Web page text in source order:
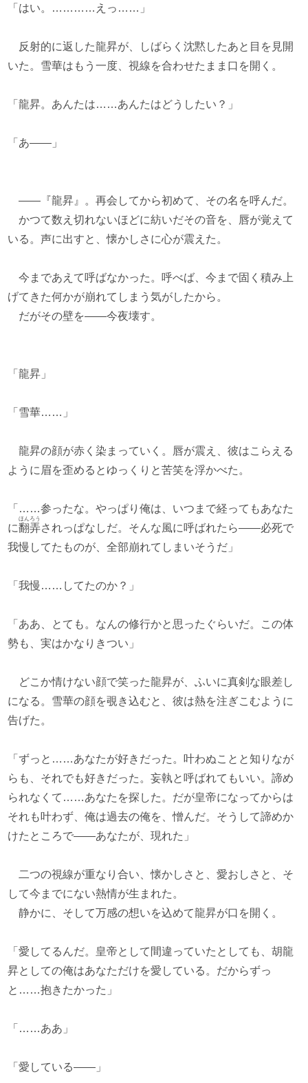
「はい。…………えっ……」
反射的に返した龍昇が、しばらく沈黙したあと目を見開
いた。雪華はもう一度、視線を合わせたまま口を開く。
「龍昇。あんたは……あんたはどうしたい？」
「あ――」
――『龍昇』。再会してから初めて、その名を呼んだ。
かつて数え切れないほどに紡いだその音を、唇が覚えて
いる。声に出すと、懐かしさに心が震えた。
今まであえて呼ばなかった。呼べば、今まで固く積み上
げてきた何かが崩れてしまう気がしたから。
だがその壁を――今夜壊す。
「龍昇」
「雪華……」
龍昇の顔が赤く染まっていく。唇が震え、彼はこらえる
ように眉を歪めるとゆっくりと苦笑を浮かべた。
「……参ったな。やっぱり俺は、いつまで経ってもあなた
に翻弄
ほんろう
されっぱなしだ。そんな風に呼ばれたら――必死で
我慢してたものが、全部崩れてしまいそうだ」
「我慢……してたのか？」
「ああ、とても。なんの修行かと思ったぐらいだ。この体
勢も、実はかなりきつい」
どこか情けない顔で笑った龍昇が、ふいに真剣な眼差し
になる。雪華の顔を覗き込むと、彼は熱を注ぎこむように
告げた。
「ずっと……あなたが好きだった。叶わぬことと知りなが
らも、それでも好きだった。妄執と呼ばれてもいい。諦め
られなくて……あなたを探した。だが皇帝になってからは
それも叶わず、俺は過去の俺を、憎んだ。そうして諦めか
けたところで――あなたが、現れた」
二つの視線が重なり合い、懐かしさと、愛おしさと、そ
して今までにない熱情が生まれた。
静かに、そして万感の想いを込めて龍昇が口を開く。
「愛してるんだ。皇帝として間違っていたとしても、胡龍
昇としての俺はあなただけを愛している。だからずっ
と……抱きたかった」
「……ああ」
「愛している――」